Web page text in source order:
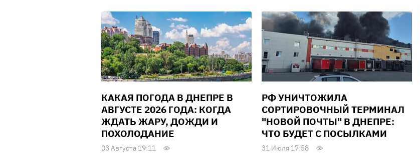
КАКАЯ ПОГОДА В ДНЕПРЕ В
АВГУСТЕ 2026 ГОДА: КОГДА
ЖДАТЬ ЖАРУ, ДОЖДИ И
ПОХОЛОДАНИЕ
03 Августа 19:11
РФ УНИЧТОЖИЛА
СОРТИРОВОЧНЫЙ ТЕРМИНАЛ
"НОВОЙ ПОЧТЫ" В ДНЕПРЕ:
ЧТО БУДЕТ С ПОСЫЛКАМИ
31 Июля 17:58